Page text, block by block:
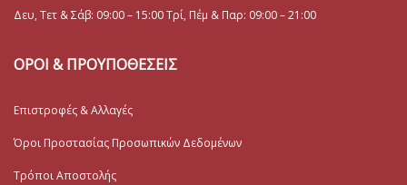
Δευ, Τετ & Σάβ: 09:00 – 15:00 Τρί, Πέμ & Παρ: 09:00 – 21:00
ΟΡΟΙ & ΠΡΟΥΠΟΘΕΣΕΙΣ
Επιστροφές & Αλλαγές
Όροι Προστασίας Προσωπικών Δεδομένων
Τρόποι Αποστολής